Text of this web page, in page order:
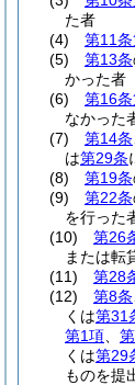
た者
(4)
第11
(5)
第13条
かった者
(6)
第16
なかった
(7)
第14条
は第29条
(8)
第19条
(9)
第22条
を行った
(10)
第26
または転
(11)
第28
(12)
第8条
くは第31
第1項
くは第29
ものを提